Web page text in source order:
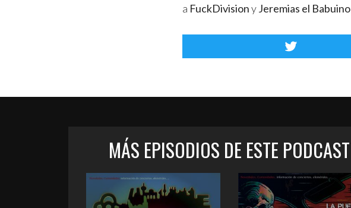
a FuckDivisionyJeremias el Babuino
MÁS EPISODIOS DE ESTE PODCAST